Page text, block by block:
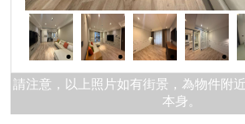
請注意，以上照片如有街景，為物件附
本身。